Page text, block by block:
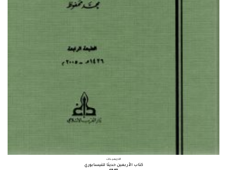
الأربعينات
كتاب الأربعين حديثا للنيسابوري